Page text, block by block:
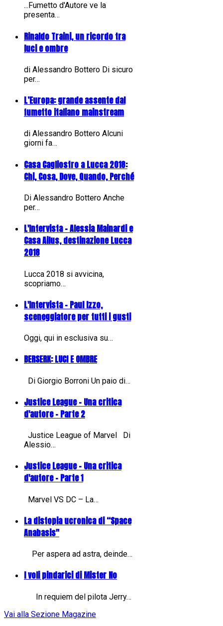
...Fumetto d'Autore ve la
presenta…
Rinaldo Traini, un ricordo tra
luci e ombre
di Alessandro Bottero Di sicuro
per…
L’Europa: grande assente dal
fumetto italiano mainstream
di Alessandro Bottero Alcuni
giorni fa…
Casa Cagliostro a Lucca 2018:
Chi, Cosa, Dove, Quando, Perché
Di Alessandro Bottero Anche
per…
L'Intervista - Alessia Mainardi e
Casa Ailus, destinazione Lucca
2018
Lucca 2018 si avvicina,
scopriamo…
L'Intervista - Paul Izzo,
sceneggiatore per tutti i gusti
Oggi, qui in esclusiva su…
BERSERK: LUCI E OMBRE
Di Giorgio Borroni Un paio di…
Justice League - Una critica
d'autore - Parte 2
Justice League of Marvel Di
Alessio…
Justice League - Una critica
d'autore - Parte 1
Marvel VS DC – La…
La distopia ucronica di “Space
Anabasis"
Per aspera ad astra, deinde…
I voli pindarici di Mister No
In requiem del pilota Jerry…
Vai alla Sezione Magazine